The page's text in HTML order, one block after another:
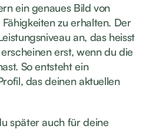
ein genaues Bild von
zu erhalten. Der
an, das heisst
erst, wenn du die
So entsteht ein
das deinen aktuellen
später auch für deine